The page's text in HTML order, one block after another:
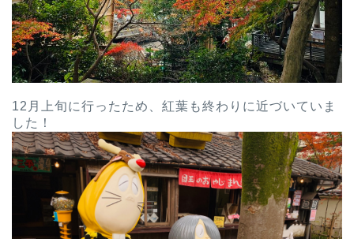
12月上旬に行ったため、紅葉も終わりに近づいていま
した！